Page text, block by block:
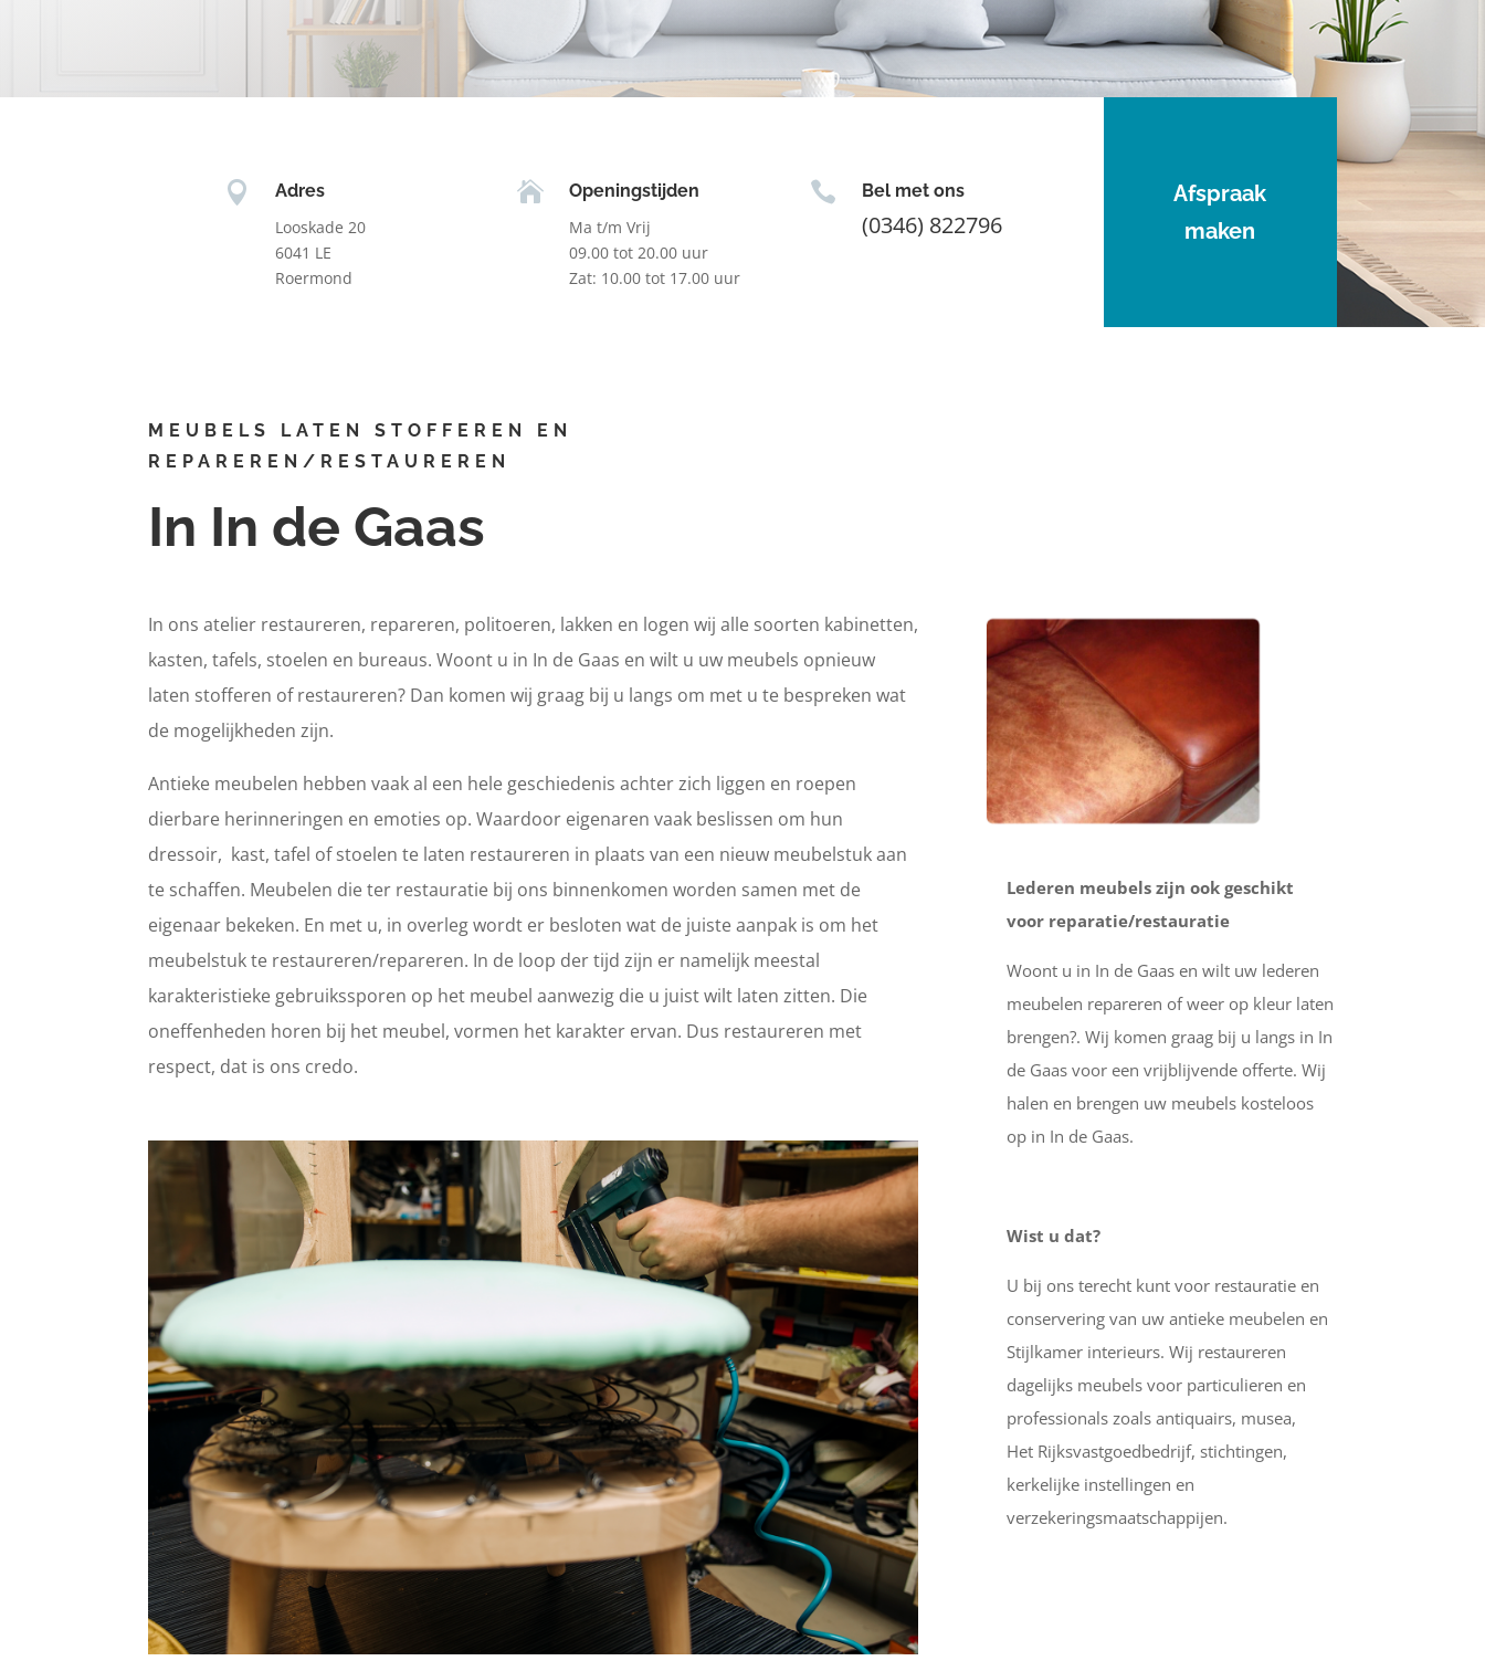

Adres
Looskade 20
6041 LE
Roermond

Openingstijden
Ma t/m Vrij
09.00 tot 20.00 uur
Zat: 10.00 tot 17.00 uur
 Bel met ons
(0346) 822796
Afspraak
maken
MEUBELS LATEN STOFFEREN EN
REPAREREN/RESTAUREREN
In In de Gaas
In ons atelier restaureren, repareren, politoeren, lakken en logen wij alle soorten kabinetten,
kasten, tafels, stoelen en bureaus. Woont u in In de Gaas en wilt u uw meubels opnieuw
laten stofferen of restaureren? Dan komen wij graag bij u langs om met u te bespreken wat
de mogelijkheden zijn.
Antieke meubelen hebben vaak al een hele geschiedenis achter zich liggen en roepen
dierbare herinneringen en emoties op. Waardoor eigenaren vaak beslissen om hun
dressoir, kast, tafel of stoelen te laten restaureren in plaats van een nieuw meubelstuk aan
te schaffen. Meubelen die ter restauratie bij ons binnenkomen worden samen met de
eigenaar bekeken. En met u, in overleg wordt er besloten wat de juiste aanpak is om het
meubelstuk te restaureren/repareren. In de loop der tijd zijn er namelijk meestal
karakteristieke gebruikssporen op het meubel aanwezig die u juist wilt laten zitten. Die
oneffenheden horen bij het meubel, vormen het karakter ervan. Dus restaureren met
respect, dat is ons credo.
Lederen meubels zijn ook geschikt
voor reparatie/restauratie
Woont u in In de Gaas en wilt uw lederen
meubelen repareren of weer op kleur laten
brengen?. Wij komen graag bij u langs in In
de Gaas voor een vrijblijvende offerte. Wij
halen en brengen uw meubels kosteloos
op in In de Gaas.
Wist u dat?
U bij ons terecht kunt voor restauratie en
conservering van uw antieke meubelen en
Stijlkamer interieurs. Wij restaureren
dagelijks meubels voor particulieren en
professionals zoals antiquairs, musea,
Het Rijksvastgoedbedrijf, stichtingen,
kerkelijke instellingen en
verzekeringsmaatschappijen.